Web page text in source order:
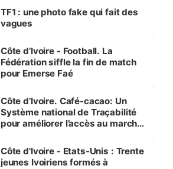
sur la scène internationale »
TF1 : une photo fake qui fait des
vagues
Côte d’Ivoire - Football. La
Fédération siffle la fin de match
pour Emerse Faé
Côte d’Ivoire. Café-cacao: Un
Système national de Traçabilité
pour améliorer l’accès au marché
Côte d'Ivoire - Etats-Unis : Trente
jeunes Ivoiriens formés à